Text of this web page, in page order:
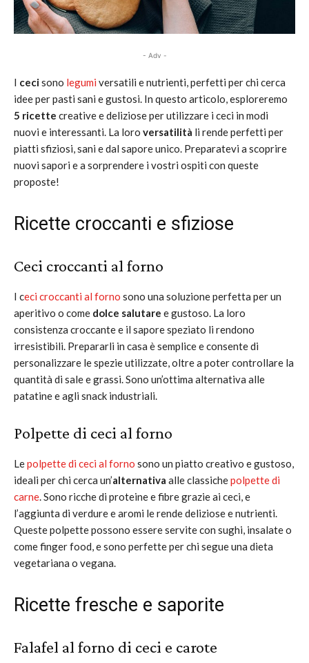
- Adv -
I cecisono legumi versatili e nutrienti, perfetti per chi cerca
idee per pasti sani e gustosi. In questo articolo, esploreremo
5 ricette creative e deliziose per utilizzare i ceci in modi
nuovi e interessanti. La loro versatilità li rende perfetti per
piatti sfiziosi, sani e dal sapore unico. Preparatevi a scoprire
nuovi sapori e a sorprendere i vostri ospiti con queste
proposte!
Ricette croccanti e sfiziose
Ceci croccanti al forno
I ceci croccanti al forno sono una soluzione perfetta per un
aperitivo o come dolce salutare e gustoso. La loro
consistenza croccante e il sapore speziato li rendono
irresistibili. Prepararli in casa è semplice e consente di
personalizzare le spezie utilizzate, oltre a poter controllare la
quantità di sale e grassi. Sono un’ottima alternativa alle
patatine e agli snack industriali.
Polpette di ceci al forno
Lepolpette di ceci al forno sono un piatto creativo e gustoso,
ideali per chi cerca un’alternativa alle classichepolpette di
carne. Sono ricche di proteine e fibre grazie ai ceci, e
l’aggiunta di verdure e aromi le rende deliziose e nutrienti.
Queste polpette possono essere servite con sughi, insalate o
come finger food, e sono perfette per chi segue una dieta
vegetariana o vegana.
Ricette fresche e saporite
Falafel al forno di ceci e carote